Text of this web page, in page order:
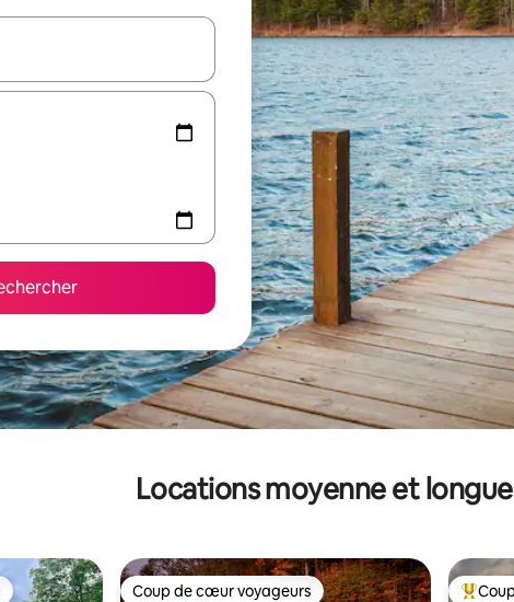
utilisez les flèches vers le haut et vers le bas pour les
Locations moyenne et
Coup de cœur voyageurs